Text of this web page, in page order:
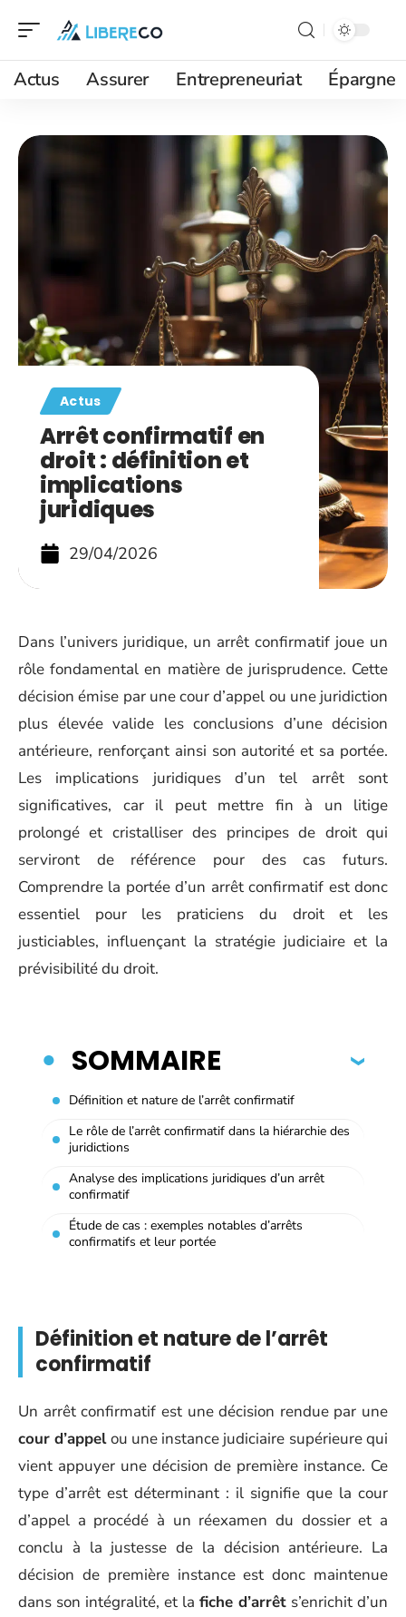
Actus Assurer Entrepreneuriat Épargne
Actus
Arrêt confirmatif en
droit : définition et
implications
juridiques
29/04/2026
Dans l’univers juridique, un arrêt confirmatif joue un
rôle fondamental en matière de jurisprudence. Cette
décision émise par une cour d’appel ou une juridiction
plus élevée valide les conclusions d’une décision
antérieure, renforçant ainsi son autorité et sa portée.
Les implications juridiques d’un tel arrêt sont
significatives, car il peut mettre fin à un litige
prolongé et cristalliser des principes de droit qui
serviront de référence pour des cas futurs.
Comprendre la portée d’un arrêt confirmatif est donc
essentiel pour les praticiens du droit et les
justiciables, influençant la stratégie judiciaire et la
prévisibilité du droit.
SOMMAIRE
Définition et nature de l’arrêt confirmatif
Le rôle de l’arrêt confirmatif dans la hiérarchie des
juridictions
Analyse des implications juridiques d’un arrêt
confirmatif
Étude de cas : exemples notables d’arrêts
confirmatifs et leur portée
Définition et nature de l’arrêt
confirmatif
Un arrêt confirmatif est une décision rendue par une
cour d’appelou une instance judiciaire supérieure qui
vient appuyer une décision de première instance. Ce
type d’arrêt est déterminant : il signifie que la cour
d’appel a procédé à un réexamen du dossier et a
conclu à la justesse de la décision antérieure. La
décision de première instance est donc maintenue
dans son intégralité, et la fiche d’arrêt s’enrichit d’un